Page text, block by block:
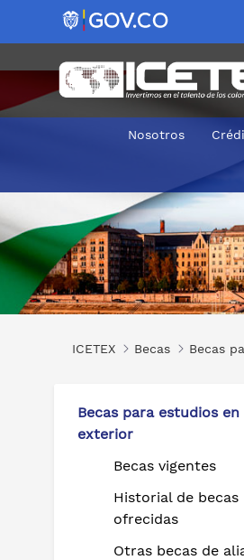
Nosotros
Maestrías en Diferentes Áreas en
ICETEX Becas Becas
Becas para estudios en
exterior
Becas vigentes
Historial de becas
ofrecidas
Otras becas de